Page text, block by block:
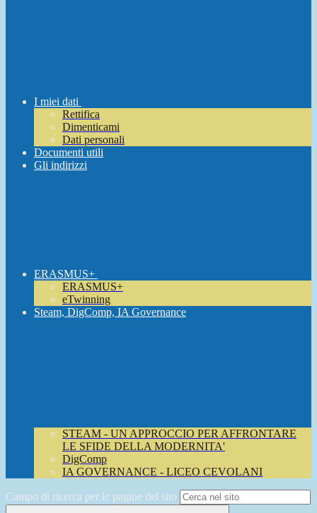
I miei dati
Rettifica
Dimenticami
Dati personali
Documenti utili
Gli indirizzi
ERASMUS+
ERASMUS+
eTwinning
Steam, DigComp, IA Governance
STEAM - UN APPROCCIO PER AFFRONTARE
LE SFIDE DELLA MODERNITA'
DigComp
IA GOVERNANCE - LICEO CEVOLANI
Campo di ricerca per le pagine del sito